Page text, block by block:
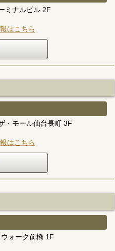
ミナルビル 2F
はこちら
・モール仙台長町 3F
はこちら
ォーク前橋 1F